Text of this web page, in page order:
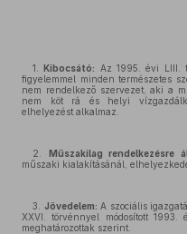
1.Kibocsátó: Az 1995. évi LIII.
figyelemmel minden természetes
nem rendelkező szervezet, aki a
nem köt rá és helyi
elhelyezést alkalmaz.
2. Műszakilag rendelkezésre
műszaki kialakításánál,
3. Jövedelem: A szociális
XXVI. törvénnyel módosított
meghatározottak szerint.